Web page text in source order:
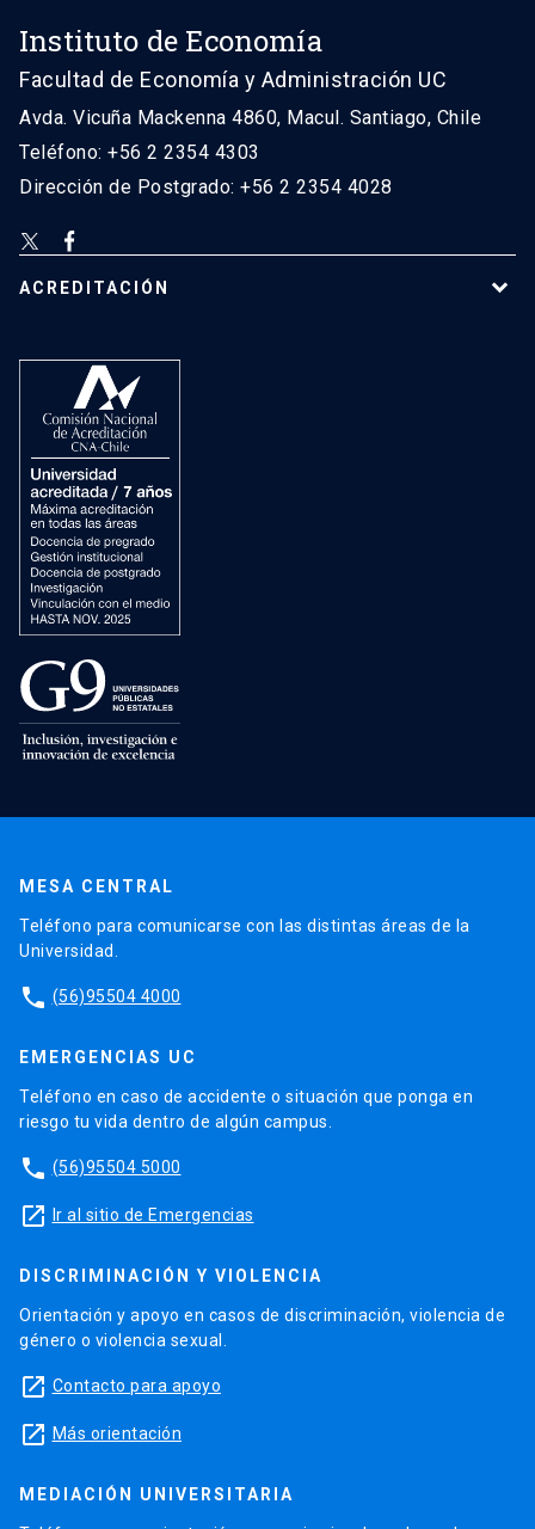
Instituto de Economía
Facultad de Economía y Administración UC
Avda. Vicuña Mackenna 4860, Macul. Santiago, Chile
Teléfono: +56 2 2354 4303
Dirección de Postgrado: +56 2 2354 4028
ACREDITACIÓN
MESA CENTRAL
Teléfono para comunicarse con las distintas áreas de la
Universidad.
phone (56)95504 4000
EMERGENCIAS UC
Teléfono en caso de accidente o situación que ponga en
riesgo tu vida dentro de algún campus.
phone (56)95504 5000
launch Ir al sitio de Emergencias
DISCRIMINACIÓN Y VIOLENCIA
Orientación y apoyo en casos de discriminación, violencia de
género o violencia sexual.
launch Contacto para apoyo
launch Más orientación
MEDIACIÓN UNIVERSITARIA